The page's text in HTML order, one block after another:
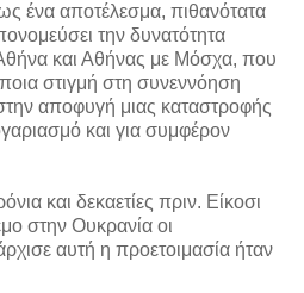
ένα αποτέλεσμα, πιθανότατα
την δυνατότητα
και Αθήνας με Μόσχα, που
στιγμή στη συνεννόηση
αποφυγή μιας καταστροφής
και για συμφέρον
και δεκαετίες πριν. Είκοσι
στην Ουκρανία οι
αυτή η προετοιμασία ήταν